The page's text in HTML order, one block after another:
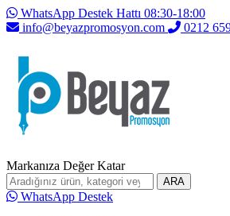
WhatsApp Destek Hattı 08:30-18:00
info@beyazpromosyon.com
0212
Markanıza Değer Katar
ARA
WhatsApp Destek